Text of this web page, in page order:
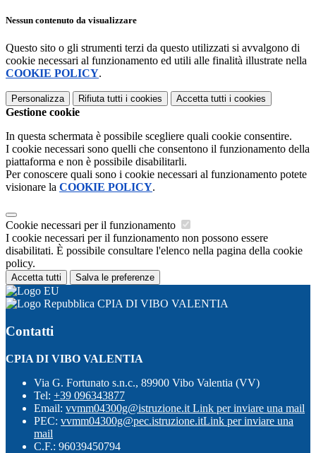
Nessun contenuto da visualizzare
Questo sito o gli strumenti terzi da questo utilizzati si avvalgono di
cookie necessari al funzionamento ed utili alle finalità illustrate nella
COOKIE POLICY.
Personalizza Rifiuta tutti i cookies Accetta tutti i cookies
Gestione cookie
In questa schermata è possibile scegliere quali cookie consentire.
I cookie necessari sono quelli che consentono il funzionamento della
piattaforma e non è possibile disabilitarli.
Per conoscere quali sono i cookie necessari al funzionamento potete
visionare la COOKIE POLICY.
Cookie necessari per il funzionamento
I cookie necessari per il funzionamento non possono essere
disabilitati. È possibile consultare l'elenco nella pagina della cookie
policy.
Accetta tutti Salva le preferenze
CPIA DI VIBO VALENTIA
Contatti
CPIA DI VIBO VALENTIA
Via G. Fortunato s.n.c., 89900 Vibo Valentia (VV)
Tel: +39 096343877
Email: vvmm04300g@istruzione.it Link per inviare una mail
PEC: vvmm04300g@pec.istruzione.itLink per inviare una
mail
C.F.: 96039450794